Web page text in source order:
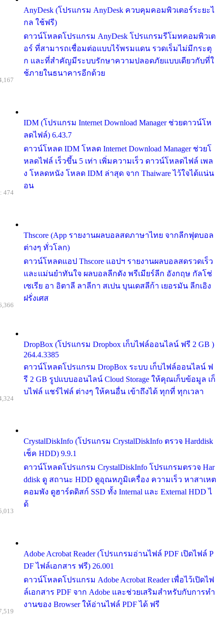
AnyDesk (โปรแกรม AnyDesk ควบคุมคอมพิวเตอร์ระยะไ
กล ใช้ฟรี)
ดาวน์โหลดโปรแกรม AnyDesk โปรแกรมรีโมทคอมพิวเต
อร์ ที่สามารถเชื่อมต่อแบบไร้พรมแดน รวดเร็มไม่มีกระตุ
ก และที่สำคัญมีระบบรักษาความปลอดภัยแบบเดียวกับที่ใ
ช้ภายในธนาคารอีกด้วย
IDM (โปรแกรม Internet Download Manager ช่วยดาวน์โห
ลดไฟล์) 6.43.7
ดาวน์โหลด IDM โหลด Internet Download Manager ช่วยโ
หลดไฟล์ เร็วขึ้น 5 เท่า เพิ่มความเร็ว ดาวน์โหลดไฟล์ เพล
ง โหลดหนัง โหลด IDM ล่าสุด จาก Thaiware ไว้ใจได้แน่น
อน
Thscore (App รายงานผลบอลสดภาษาไทย จากลีกฟุตบอล
ต่างๆ ทั่วโลก)
ดาวน์โหลดแอป Thscore แอปฯ รายงานผลบอลสดรวดเร็ว
และแม่นยำทันใจ ผลบอลลีกดัง พรีเมียร์ลีก อังกฤษ กัลโช่
เซเรีย อา อิตาลี ลาลีกา สเปน บุนเดสลีก้า เยอรมัน ลีกเอิง
ฝรั่งเศส
474
DropBox (โปรแกรม Dropbox เก็บไฟล์ออนไลน์ ฟรี 2 GB )
264.4.3385
ดาวน์โหลดโปรแกรม DropBox ระบบ เก็บไฟล์ออนไลน์ ฟ
รี 2 GB รูปแบบออนไลน์ Cloud Storage ให้คุณเก็บข้อมูล เก็
บไฟล์ แชร์ไฟล์ ต่างๆ ให้คนอื่น เข้าถึงได้ ทุกที่ ทุกเวลา
CrystalDiskInfo (โปรแกรม CrystalDiskInfo ตรวจ Harddisk
เช็ค HDD) 9.9.1
ดาวน์โหลดโปรแกรม CrystalDiskInfo โปรแกรมตรวจ Har
ddisk ดู สถานะ HDD ดูอุณหภูมิเครื่อง ความเร็ว หาสาเหต
คอมพัง ดูฮาร์ดดิสก์ SSD ทั้ง Internal และ External HDD ไ
ด้
Adobe Acrobat Reader (โปรแกรมอ่านไฟล์ PDF เปิดไฟล์ P
DF ไฟล์เอกสาร ฟรี) 26.001
ดาวน์โหลดโปรแกรม Adobe Acrobat Reader เพื่อไว้เปิดไฟ
ล์เอกสาร PDF จาก Adobe และช่วยเสริมสำหรับกับการทำ
งานของ Browser ให้อ่านไฟล์ PDF ได้ ฟรี